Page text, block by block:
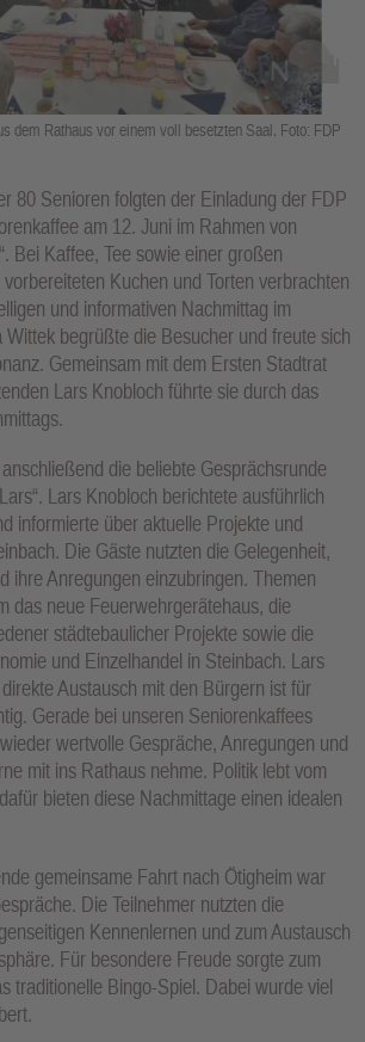
dem Rathaus vor einem voll besetzten Saal. Foto: FDP
80 Senioren folgten der Einladung der FDP
am 12. Juni im Rahmen von
Bei Kaffee, Tee sowie einer großen
Kuchen und Torten verbrachten
und informativen Nachmittag im
begrüßte die Besucher und freute sich
Gemeinsam mit dem Ersten Stadtrat
Lars Knobloch führte sie durch das
die beliebte Gesprächsrunde
Lars Knobloch berichtete ausführlich
informierte über aktuelle Projekte und
Die Gäste nutzten die Gelegenheit,
ihre Anregungen einzubringen. Themen
das neue Feuerwehrgerätehaus, die
städtebaulicher Projekte sowie die
und Einzelhandel in Steinbach. Lars
Austausch mit den Bürgern ist für
Gerade bei unseren Seniorenkaffees
wertvolle Gespräche, Anregungen und
mit ins Rathaus nehme. Politik lebt vom
bieten diese Nachmittage einen idealen
gemeinsame Fahrt nach Ötigheim war
Die Teilnehmer nutzten die
Kennenlernen und zum Austausch
Für besondere Freude sorgte zum
traditionelle Bingo-Spiel. Dabei wurde viel
E
N